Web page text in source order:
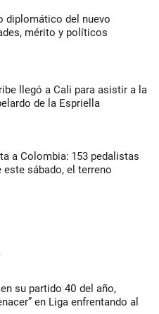
diplomático del nuevo
mérito y políticos
llegó a Cali para asistir a la
de la Espriella
a Colombia: 153 pedalistas
este sábado, el terreno
su partido 40 del año,
en Liga enfrentando al